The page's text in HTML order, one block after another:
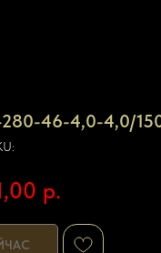
280-46-4,0-4,0/
р.